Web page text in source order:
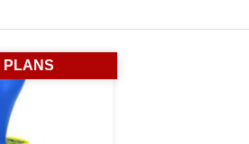
PLANS